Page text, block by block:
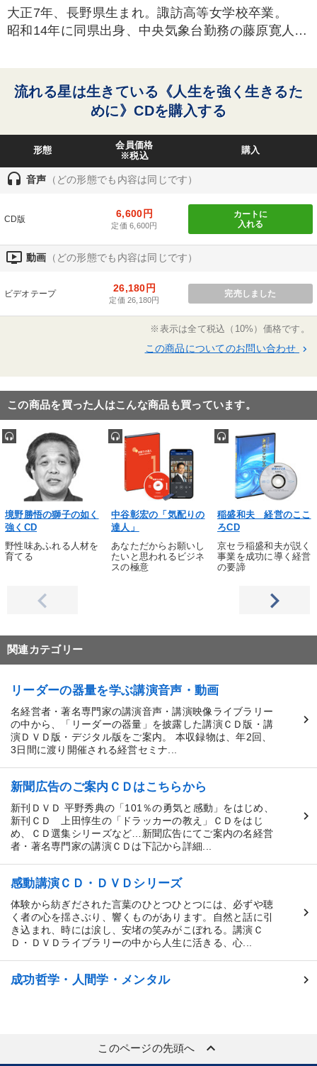
local_offer タグから探す refresh 更新する
タグ・キーワード
多様性・ダイバーシティ FCビジネス 歴史に学ぶ
スポーツ関連 通販 中村天風
IT・デジタル活用 心を磨く 異発想
仕組み スポーツ関係 サービス ベンチャー
※「更新」を押すと「タグ・キーワード」を更新いただけます。
大正7年、長野県生まれ。諏訪高等女学校卒業。
昭和14年に同県出身、中央気象台勤務の藤原寛人氏
時、三児をつれて南北朝鮮を1年がかりで縦断して
日本へと引き揚げた苦闘のドキュメンタリー「流れ
星は生きている」が、昭和25年頃大ベストセラーと
なり好評を博した。その後、主婦業のかたわらペン
を執り、『いのち流れるとき』『旅路』『灰色の
丘』『わが夫新田次郎』など著書多数がある。
昭和55年に夫・新田次郎氏は心筋梗塞のため急逝。
享年67歳。夫の遺産をもとに「新田次郎賞」（55年
10月発足）を創設。
流れる星は生きている《人生を強く生きるた
めに》CDを購入する
形態
会員価格
※税込
購入
headset 音声 （どの形態でも内容は同じです）
CD版 6,600円
定価 6,600円
カートに
入れる
ondemand_video 動画 （どの形態でも内容は同じです）
ビデオテープ 26,180円
定価 26,180円
完売しました
※表示は全て税込（10%）価格です。
この商品についてのお問い合わせ keyboard_arrow_right
この商品を買った人はこんな商品も買っています。
境野勝悟の獅子の如く
強くCD
野性味あふれる人材を
育てる
中谷彰宏の「気配りの
達人」
あなただからお願いし
たいと思われるビジネ
スの極意
稲盛和夫 経営のここ
ろCD
京セラ稲盛和夫が説く
事業を成功に導く経営
の要諦
関連カテゴリー
リーダーの器量を学ぶ講演音声・動画
名経営者・著名専門家の講演音声・講演映像ライブラリー
の中から、「リーダーの器量」を披露した講演ＣＤ版・講
演ＤＶＤ版・デジタル版をご案内。 本収録物は、年2回、
3日間に渡り開催される経営セミナ...
新聞広告のご案内ＣＤはこちらから
新刊ＤＶＤ 平野秀典の「101％の勇気と感動」をはじめ、
新刊ＣＤ 上田惇生の「ドラッカーの教え」ＣＤをはじ
め、ＣＤ選集シリーズなど…新聞広告にてご案内の名経営
者・著名専門家の講演ＣＤは下記から詳細...
感動講演ＣＤ・ＤＶＤシリーズ
体験から紡ぎだされた言葉のひとつひとつには、必ずや聴
く者の心を揺さぶり、響くものがあります。自然と話に引
き込まれ、時には涙し、安堵の笑みがこぼれる。講演Ｃ
Ｄ・ＤＶＤライブラリーの中から人生に活きる、心...
成功哲学・人間学・メンタル
このページの先頭へ keyboard_arrow_up